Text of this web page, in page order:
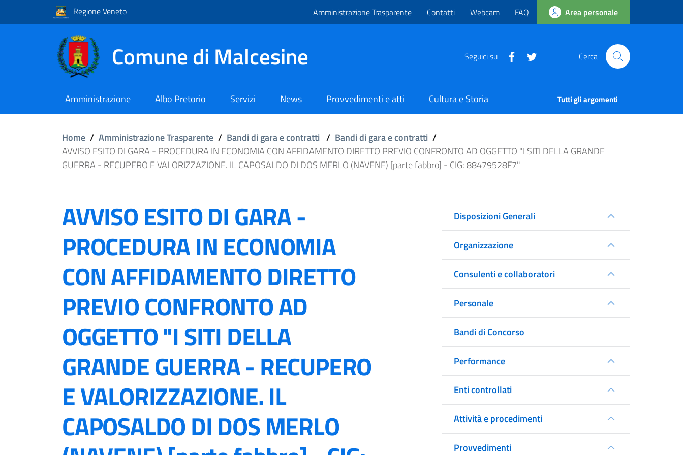
Regione Veneto Amministrazione Trasparente Contatti Webcam FAQ Area personale
Comune di Malcesine Seguici su Cerca
Amministrazione Albo Pretorio Servizi News Provvedimenti e atti Cultura e Storia Tutti gli argomenti
Home / Amministrazione Trasparente / Bandi di gara e contratti / Bandi di gara e contratti /
AVVISO ESITO DI GARA - PROCEDURA IN ECONOMIA CON AFFIDAMENTO DIRETTO PREVIO CONFRONTO AD OGGETTO "I SITI DELLA GRANDE
GUERRA - RECUPERO E VALORIZZAZIONE. IL CAPOSALDO DI DOS MERLO (NAVENE) [parte fabbro] - CIG: 88479528F7"
AVVISO ESITO DI GARA -
PROCEDURA IN ECONOMIA
CON AFFIDAMENTO DIRETTO
PREVIO CONFRONTO AD
OGGETTO "I SITI DELLA
GRANDE GUERRA - RECUPERO
E VALORIZZAZIONE. IL
CAPOSALDO DI DOS MERLO
Disposizioni Generali
Organizzazione
Consulenti e collaboratori
Personale
Bandi di Concorso
Performance
Enti controllati
Attività e procedimenti
Provvedimenti